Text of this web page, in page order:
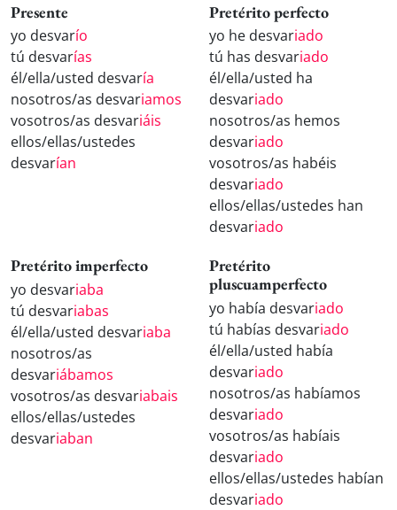
Presente
yo desvarío
tú desvarías
él/ella/usted desvaría
nosotros/as desvariamos
vosotros/as desvariáis
ellos/ellas/ustedes
desvarían
Pretérito perfecto
yo he desvariado
tú has desvariado
él/ella/usted ha
desvariado
nosotros/as hemos
desvariado
vosotros/as habéis
desvariado
ellos/ellas/ustedes han
desvariado
Pretérito imperfecto
yo desvariaba
tú desvariabas
él/ella/usted desvariaba
nosotros/as
desvariábamos
vosotros/as desvariabais
ellos/ellas/ustedes
desvariaban
Pretérito
pluscuamperfecto
yo había desvariado
tú habías desvariado
él/ella/usted había
desvariado
nosotros/as habíamos
desvariado
vosotros/as habíais
desvariado
ellos/ellas/ustedes habían
desvariado